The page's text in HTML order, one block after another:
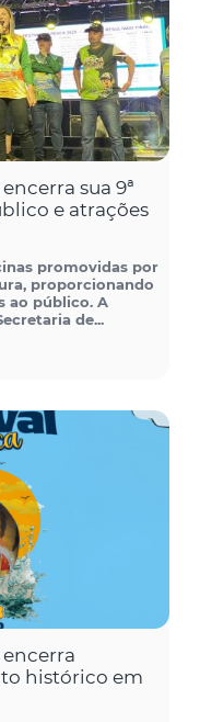
sua 9ª
e atrações
promovidas por
proporcionando
ao público. A
de...
encerra
histórico em